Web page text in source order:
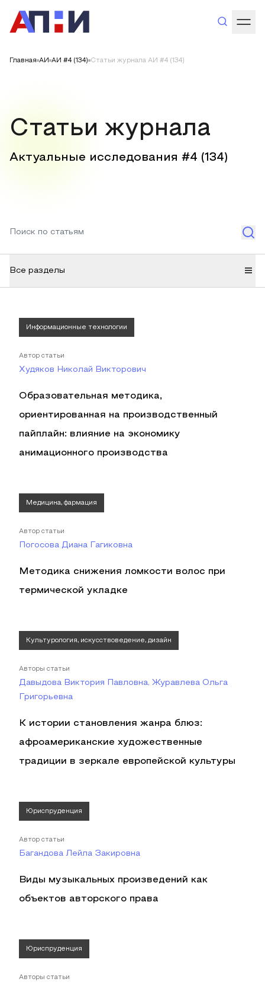
Главная АИ АИ #4 (134) Статьи журнала АИ #4 (134)
Статьи журнала
Актуальные исследования #4 (134)
Все разделы
Информационные технологии
Автор статьи
Худяков Николай Викторович
Образовательная методика,
ориентированная на производственный
пайплайн: влияние на экономику
анимационного производства
Медицина, фармация
Автор статьи
Погосова Диана Гагиковна
Методика снижения ломкости волос при
термической укладке
Культурология, искусствоведение, дизайн
Авторы статьи
Давыдова Виктория Павловна, Журавлева Ольга
Григорьевна
К истории становления жанра блюз:
афроамериканские художественные
традиции в зеркале европейской культуры
Юриспруденция
Автор статьи
Багандова Лейла Закировна
Виды музыкальных произведений как
объектов авторского права
Юриспруденция
Авторы статьи